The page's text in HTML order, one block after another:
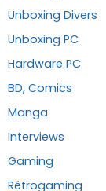
Unboxing Divers
Unboxing PC
Hardware PC
BD, Comics
Manga
Interviews
Gaming
Rétrogaming